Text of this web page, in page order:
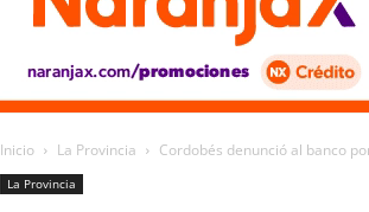
Inicio La Provincia Cordobés denunció al banco
La Provincia